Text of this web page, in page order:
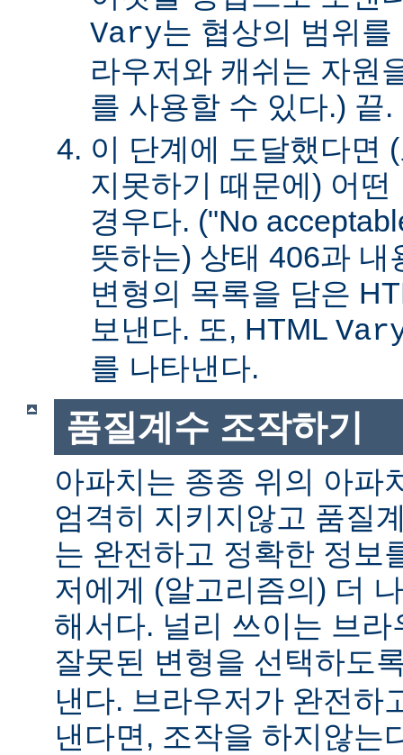
Vary는 협상의 범위
라우저와 캐쉬는 자원
를 사용할 수 있다.) 끝.
이 단계에 도달했다면
지못하기 때문에) 어
경우다. ("No
뜻하는) 상태 406과 내
변형의 목록을 담은
보낸다. 또, HTML
를 나타낸다.
품질계수 조작하기
아파치는 종종 위의 아파
엄격히 지키지않고 품질
는 완전하고 정확한 정보
저에게 (알고리즘의) 더
해서다. 널리 쓰이는 브
잘못된 변형을 선택하도
낸다. 브라우저가 완전하
낸다면, 조작을 하지않는